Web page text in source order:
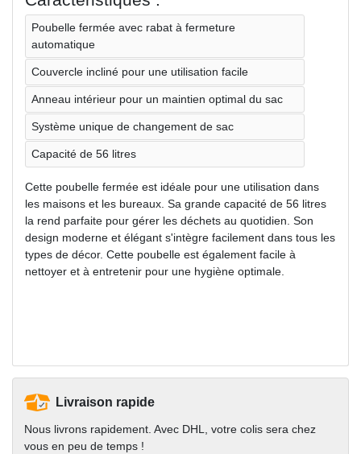
Poubelle fermée avec rabat à fermeture
automatique
Couvercle incliné pour une utilisation facile
Anneau intérieur pour un maintien optimal du sac
Système unique de changement de sac
Capacité de 56 litres
Cette poubelle fermée est idéale pour une utilisation dans
les maisons et les bureaux. Sa grande capacité de 56 litres
la rend parfaite pour gérer les déchets au quotidien. Son
design moderne et élégant s'intègre facilement dans tous les
types de décor. Cette poubelle est également facile à
nettoyer et à entretenir pour une hygiène optimale.
Livraison rapide
Nous livrons rapidement. Avec DHL, votre colis sera chez
vous en peu de temps !